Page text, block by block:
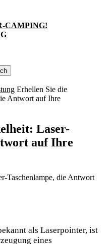
CAMPING!
Erhellen Sie die
Antwort auf Ihre
Laser-
auf Ihre
als Laserpointer, ist
eines